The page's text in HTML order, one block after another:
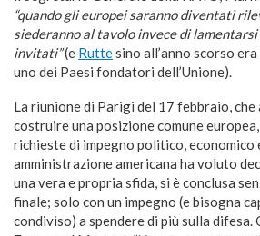
“quando gli europei saranno diventati
siederanno al tavolo invece di
invitati”(e Ruttesino all’anno scorso
uno dei Paesi fondatori dell’Unione).
La riunione di Parigi del 17 febbraio,
costruire una posizione comune
richieste di impegno politico, economico
amministrazione americana ha voluto
una vera e propria sfida, si è conclusa
finale; solo con un impegno (e bisogna
condiviso) a spendere di più sulla difesa.